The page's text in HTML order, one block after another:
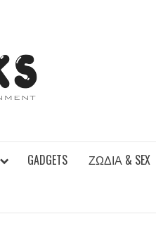
GADGETS ΖΏΔΙΑ & SEX